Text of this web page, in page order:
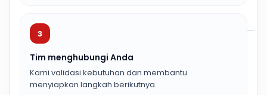
3
Tim menghubungi Anda
Kami validasi kebutuhan dan membantu
menyiapkan langkah berikutnya.